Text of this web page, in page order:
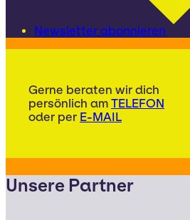
Newsletter abonnieren
Gerne beraten wir dich
persönlich am TELEFON
oder per E-MAIL
Unsere Partner